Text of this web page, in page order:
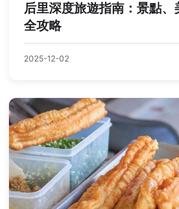
后里深度旅遊指南：景點、
全攻略
2025-12-02